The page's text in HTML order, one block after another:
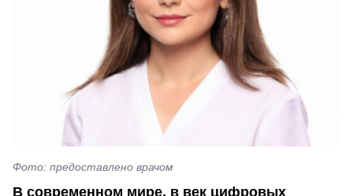
Фото: предоставлено врачом
В современном мире, в век цифровых